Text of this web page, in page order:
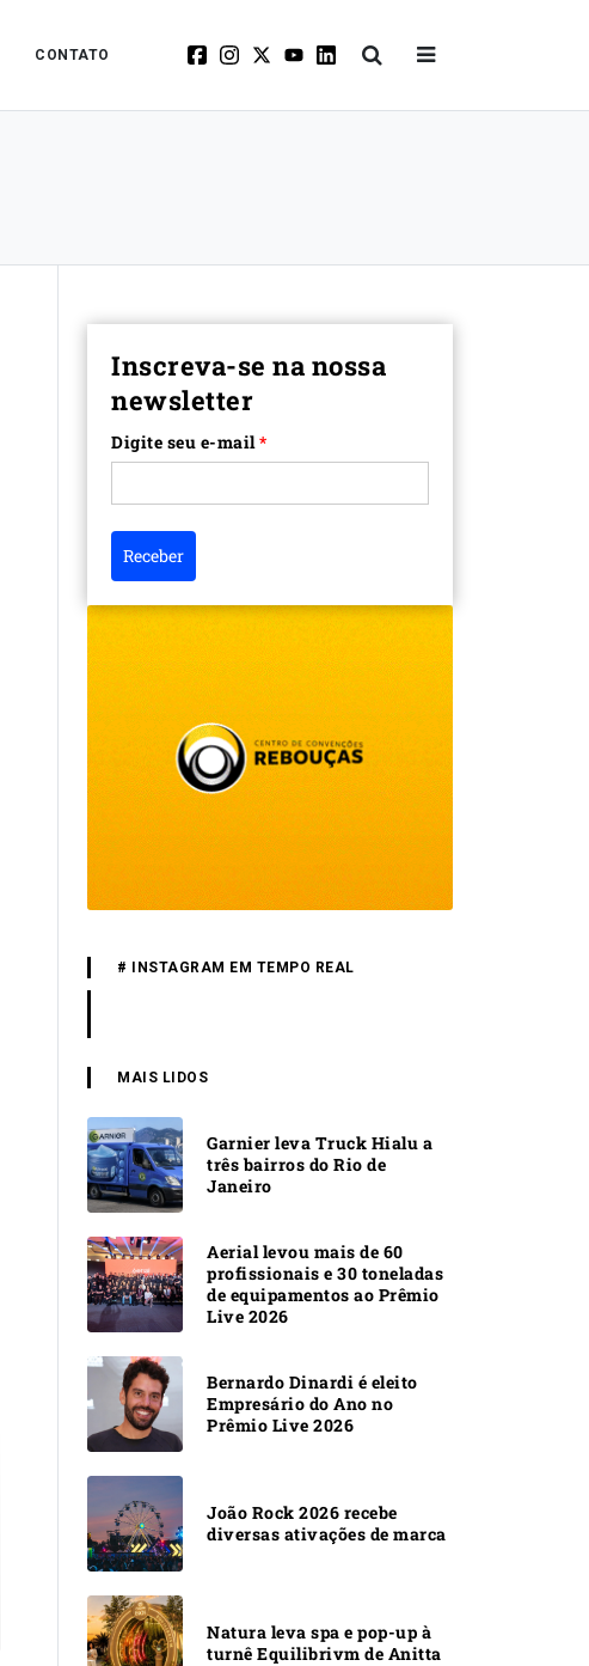
CONTATO
Inscreva-se na nossa
newsletter
Digite seu e-mail*
Receber
# INSTAGRAM EM TEMPO REAL
MAIS LIDOS
Garnier leva Truck Hialu a
três bairros do Rio de
Janeiro
Aerial levou mais de 60
profissionais e 30 toneladas
de equipamentos ao Prêmio
Live 2026
Bernardo Dinardi é eleito
Empresário do Ano no
Prêmio Live 2026
João Rock 2026 recebe
diversas ativações de marca
Natura leva spa e pop-up à
turnê Equilibrivm de Anitta